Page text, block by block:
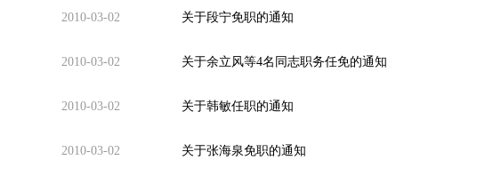
2010-03-02 关于段宁免职的通知
2010-03-02 关于余立风等4名同志职务任免的通知
2010-03-02 关于韩敏任职的通知
2010-03-02 关于张海泉免职的通知